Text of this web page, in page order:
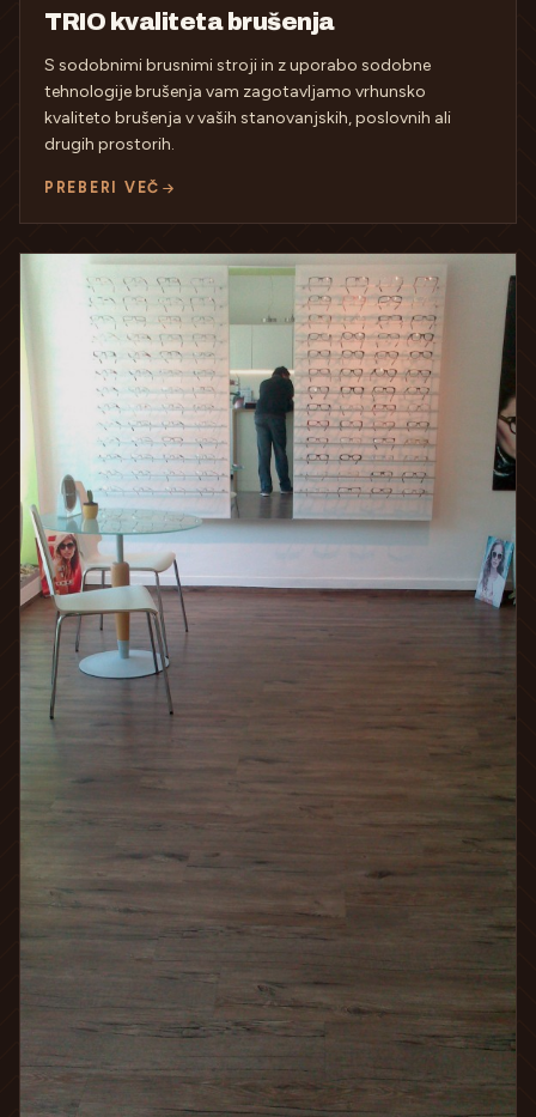
TRIO kvaliteta brušenja
S sodobnimi brusnimi stroji in z uporabo sodobne
tehnologije brušenja vam zagotavljamo vrhunsko
kvaliteto brušenja v vaših stanovanjskih, poslovnih ali
drugih prostorih.
PREBERI VEČ